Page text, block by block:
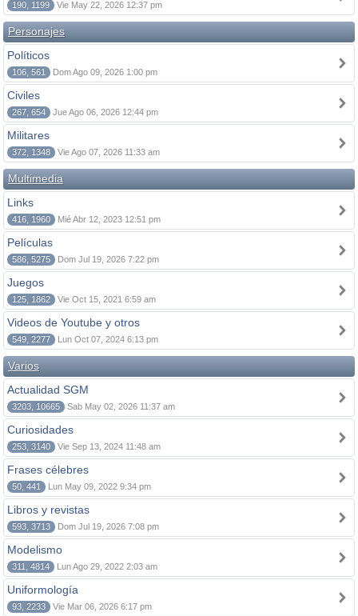
190, 1199 Vie May 22, 2026 12:37 pm
Personajes
Políticos
106, 561 Dom Ago 09, 2026 1:00 pm
Civiles
267, 654 Jue Ago 06, 2026 12:44 pm
Militares
372, 1348 Vie Ago 07, 2026 11:33 am
Multimedia
Links
416, 1960 Mié Abr 12, 2023 12:51 pm
Películas
586, 5275 Dom Jul 19, 2026 7:22 pm
Juegos
125, 1862 Vie Oct 15, 2021 6:59 am
Videos de Youtube y otros
549, 2277 Lun Oct 07, 2024 6:13 pm
Varios
Actualidad SGM
3203, 10665 Sab May 02, 2026 11:37 am
Curiosidades
253, 3140 Vie Sep 13, 2024 11:48 am
Frases célebres
50, 441 Lun May 09, 2022 9:34 pm
Libros y revistas
593, 3713 Dom Jul 19, 2026 7:08 pm
Modelismo
311, 4814 Lun Ago 29, 2022 2:03 am
Uniformología
93, 2233 Vie Mar 06, 2026 6:17 pm